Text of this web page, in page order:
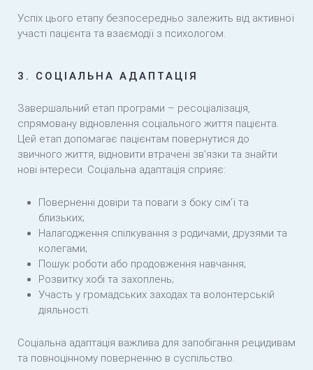
Успіх цього етапу безпосередньо залежить від активної
участі пацієнта та взаємодії з психологом.
3. СОЦІАЛЬНА АДАПТАЦІЯ
Завершальний етап програми – ресоціалізація,
спрямовану відновлення соціального життя пацієнта.
Цей етап допомагає пацієнтам повернутися до
звичного життя, відновити втрачені зв’язки та знайти
нові інтереси. Соціальна адаптація сприяє:
Поверненні довіри та поваги з боку сім’ї та
близьких;
Налагодження спілкування з родичами, друзями та
колегами;
Пошук роботи або продовження навчання;
Розвитку хобі та захоплень;
Участь у громадських заходах та волонтерській
діяльності.
Соціальна адаптація важлива для запобігання рецидивам
та повноцінному поверненню в суспільство.